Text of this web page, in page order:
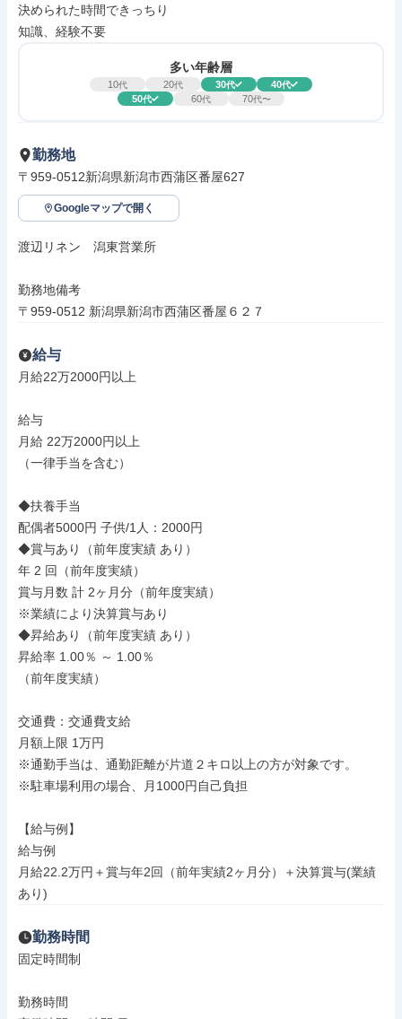
決められた時間できっちり
知識、経験不要
多い年齢層
10代 20代 30代 40代
50代 60代 70代〜
勤務地
〒959-0512新潟県新潟市西蒲区番屋627
Googleマップで開く
渡辺リネン　潟東営業所
勤務地備考
〒959-0512 新潟県新潟市西蒲区番屋６２７
給与
月給22万2000円以上
給与
月給 22万2000円以上
（一律手当を含む）
◆扶養手当
配偶者5000円 子供/1人：2000円
◆賞与あり（前年度実績 あり）
年 2 回（前年度実績）
賞与月数 計 2ヶ月分（前年度実績）
※業績により決算賞与あり
◆昇給あり（前年度実績 あり）
昇給率 1.00％ ～ 1.00％
（前年度実績）
交通費：交通費支給
月額上限 1万円
※通勤手当は、通勤距離が片道２キロ以上の方が対象です。
※駐車場利用の場合、月1000円自己負担
【給与例】
給与例
月給22.2万円＋賞与年2回（前年実績2ヶ月分）＋決算賞与(業績
あり)
勤務時間
固定時間制
勤務時間